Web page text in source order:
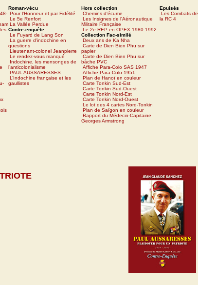
Roman-vécu
Pour l'Honneur et par Fidélité
Le 5e Renfort
La Vallée Perdue
Contre-enquête
Le Fuyard de Lang Son
La guerre d'indochine en
questions
Lieutenant-colonel Jeanpierre
Le rendez-vous manqué
Indochine, les mensonges de
l’anticolonialisme
PAUL AUSSARESSES
L’Indochine française et les
gaullistes
Hors collection
Chemins d'écume
Les Insignes de l'Aéronautique
Militaire Française
Le 2e REP en OPEX 1980-1992
Collection Fac-similé
Deux ans de Ka Nha
Carte de Dien Bien Phu sur
papier
Carte de Dien Bien Phu sur
bâche PVC
Affiche Para-Colo SAS 1947
Affiche Para-Colo 1951
Plan de Hanoï en couleur
Carte Tonkin Sud-Est
Carte Tonkin Sud-Ouest
Carte Tonkin Nord-Est
Carte Tonkin Nord-Ouest
Le lot des 4 cartes Nord-Tonkin
Plan de Saïgon en couleur
Rapport du Médecin-Capitaine
Georges Armstrong
Epuisés
Les Combats de
la RC 4